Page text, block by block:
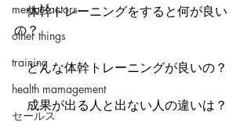
mental factors
other things
training
health mamagement
セールス
体幹トレーニングをすると何が良い
の？
どんな体幹トレーニングが良いの？
成果が出る人と出ない人の違いは？